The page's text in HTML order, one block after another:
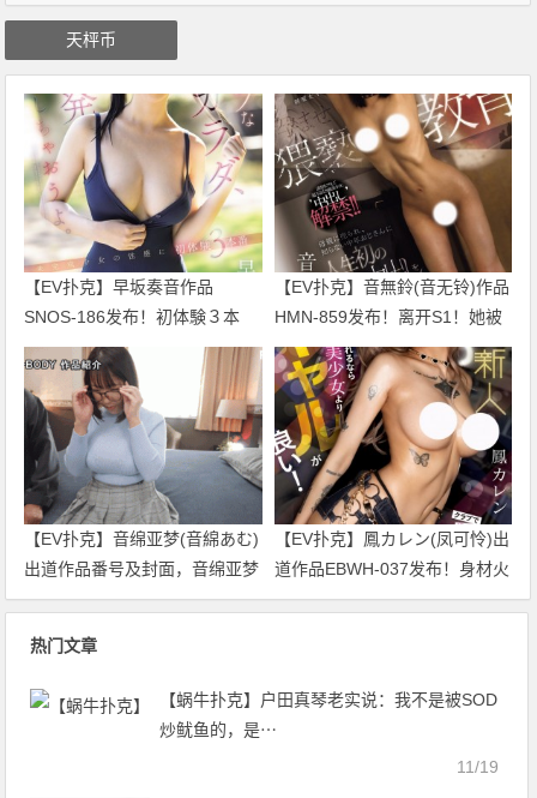
天枰币
【EV扑克】早坂奏音作品
SNOS-186发布！初体験３本
番！他的美好BODY要被污染
了！【EV扑克官网】
【EV扑克】音無鈴(音无铃)作品
HMN-859发布！离开S1！她被
妈妈卖了中出解禁！【EV扑克
官网】
【EV扑克】音绵亚梦(音綿あむ)
出道作品番号及封面，音绵亚梦
个人简介【EV扑克官网】
【EV扑克】鳳カレン(凤可怜)出
道作品EBWH-037发布！身材火
辣作风剽悍的辣妺！一身刺青的
热门文章
【蜗牛扑克】户田真琴老实说：我不是被SOD
炒鱿鱼的，是⋯
11/19